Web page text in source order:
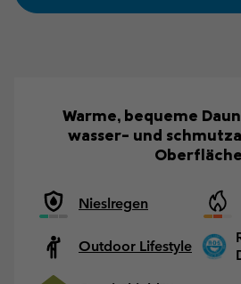
Warme, bequeme
wasser- und
Nieslregen
Outdoor Lifestyle